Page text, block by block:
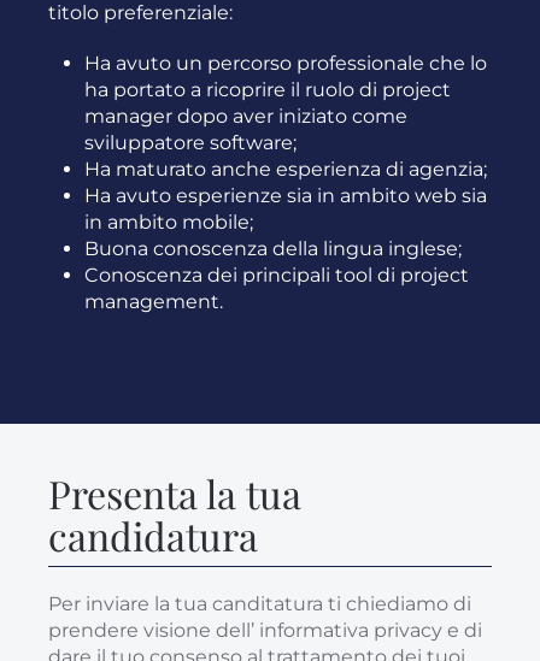
titolo preferenziale:
Ha avuto un percorso professionale che lo
ha portato a ricoprire il ruolo di project
manager dopo aver iniziato come
sviluppatore software;
Ha maturato anche esperienza di agenzia;
Ha avuto esperienze sia in ambito web sia
in ambito mobile;
Buona conoscenza della lingua inglese;
Conoscenza dei principali tool di project
management.
Presenta la tua
candidatura
Per inviare la tua canditatura ti chiediamo di
prendere visione dell’ informativa privacy e di